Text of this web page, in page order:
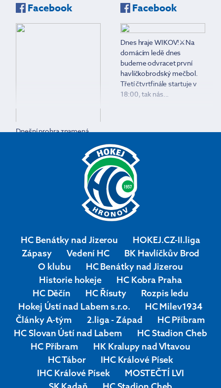
Facebook
Dnešní prohra znamená
#druhaliga #ceskyhokej
Facebook
Dnes hraje WIKOV!⚔Na
domácím ledě dnes
budeme odvracet první
havlíčkobrodský mečbol.
Třetí čtvrtfinále startuje v
18:00, tak nás...
HC Benátky nad Jizerou
HOKEJ.CZ-II.liga
Zápasy
Vedení HC
BK Havlíčkův Brod
O klubu
HC Benátky nad Jizerou
Historie hokeje
HC Kobra Praha
HC Děčín
HC Řísuty
Rozpis ledu
Hokej Ústí nad Labem s.r.o.
HC Milev1934
Články A-tým
2.liga - Západ
HC Příbram
HC Slovan Ústí nad Labem
HC Stadion Cheb
HC Příbram
HK Kralupy nad Vltavou
HC Tábor
IHC Králové Písek
IHC Králové Písek
MOSTEČTÍ LVI